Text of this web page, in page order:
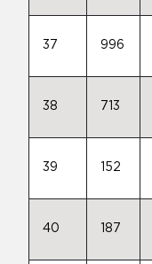
37 996
38 713
39 152
40 187